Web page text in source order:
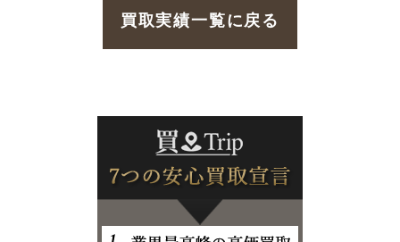
買取実績一覧に戻る